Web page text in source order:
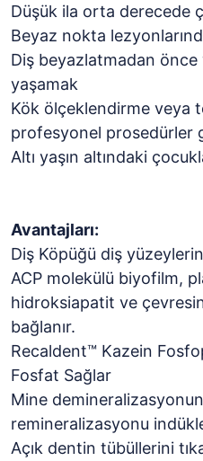
Düşük ila orta derecede
Beyaz nokta
Diş beyazlatmadan önce
yaşamak
Kök ölçeklendirme veya
profesyonel prosedürler
Altı yaşın altındaki
Avantajları:
Diş Köpüğü diş
ACP molekülü biyofilm,
hidroksiapatit ve
bağlanır.
Recaldent™ Kazein
Fosfat Sağlar
Mine
remineralizasyonu
Açık dentin tübüllerini